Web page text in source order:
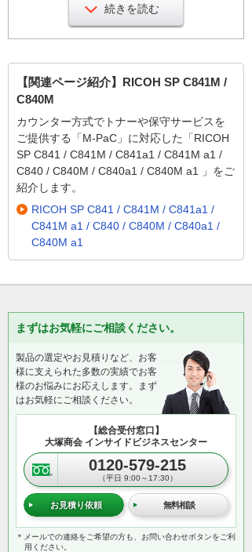
「外三つ折り」されて出力されます！！
務効率が向上いたします。
続きを読む
【関連ページ紹介】RICOH SP C841M /
C840M
カウンター方式でトナーや保守サービスを
ご提供する「M-PaC」に対応した「RICOH
SP C841 / C841M / C841a1 / C841M a1 /
C840 / C840M / C840a1 / C840M a1 」をご
紹介します。
RICOH SP C841 / C841M / C841a1 /
C841M a1 / C840 / C840M / C840a1 /
C840M a1
まずはお気軽にご相談ください。
製品の選定やお見積りなど、お客
様に支えられた多数の実績でお客
様のお悩みにお応えします。まず
はお気軽にご相談ください。
【総合受付窓口】
大塚商会 インサイドビジネスセンター
0120-579-215
（平日 9:00～17:30）
お見積り依頼 無料相談
＊メールでの連絡をご希望の方も、お問い合わせボタンをご利
用ください。